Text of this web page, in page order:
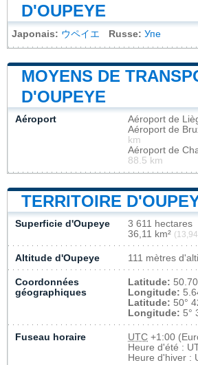
D'OUPEYE
Japonais: ウペイエ Russe: Упе
MOYENS DE
D'OUPEYE
Aéroport Aéroport de
Aéroport de
km
Aéroport de
88.5 km
TERRITOIRE
Superficie d'Oupeye
3 611 hectares
36,11 km²
Altitude d'Oupeye 111 mètres
Coordonnées
géographiques
Latitude:
Longitude:
Latitude: 50°
Longitude: 5°
Fuseau horaire UTC +1:00
Heure d'été :
Heure d'hiver :